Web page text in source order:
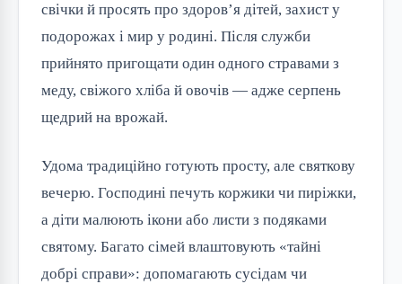
свічки й просять про здоров’я дітей, захист у
подорожах і мир у родині. Після служби
прийнято пригощати один одного стравами з
меду, свіжого хліба й овочів — адже серпень
щедрий на врожай.
Удома традиційно готують просту, але святкову
вечерю. Господині печуть коржики чи пиріжки,
а діти малюють ікони або листи з подяками
святому. Багато сімей влаштовують «тайні
добрі справи»: допомагають сусідам чи